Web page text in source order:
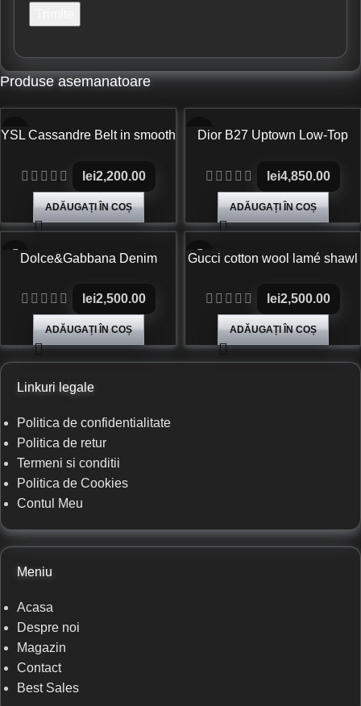
Produse asemanatoare
YSL Cassandre Belt in smooth
lei2,200.00
ADĂUGAȚI ÎN COȘ
Dior B27 Uptown Low-Top
Smooth Calfskin
lei4,850.00
ADĂUGAȚI ÎN COȘ
Dolce&Gabbana Denim
lei2,500.00
ADĂUGAȚI ÎN COȘ
Gucci cotton wool lamé shawl
lei2,500.00
ADĂUGAȚI ÎN COȘ
Linkuri legale
Politica de confidentialitate
Politica de retur
Termeni si conditii
Politica de Cookies
Contul Meu
Meniu
Acasa
Despre noi
Magazin
Contact
Best Sales